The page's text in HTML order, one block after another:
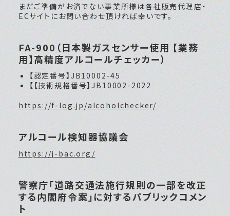
まだご準備がお済でない事業所様は各社販売代理店・
ECサイトにお問い合わせ頂ければ幸いです。
FA-900（日本製ガスセンサー使用 【業務
用】高精度アルコールチェッカー）
【認定番号】JB10002-45
【【技術規格番号】JB10002-2022
https://f-log.jp/alcoholchecker/
アルコール検知器協議会
https://j-bac.org/
警察庁「道路交通法施行規則の一部を改正
する内閣府令案」に対するパブリックコメン
ト